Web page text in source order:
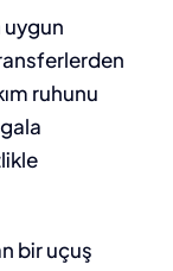
ruhunu
bir uçuş